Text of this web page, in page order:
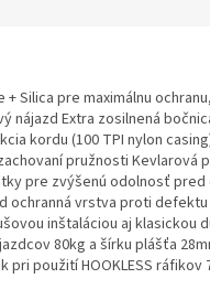
+ Silica pre maximálnu
nájazd Extra zosilnená
kordu (100 TPI nylon
pružnosti Kevlarová
pre zvýšenú odolnosť
ochranná vrstva proti defektu
inštaláciou aj klasickou
80kg a šírku plášťa
pri použití HOOKLESS ráfikov